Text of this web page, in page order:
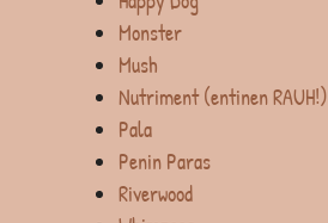
Monster
Mush
Nutriment (entinen RAUH!)
Pala
Penin Paras
Riverwood